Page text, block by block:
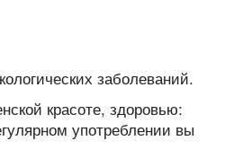
заболеваний.
красоте, здоровью:
употреблении вы